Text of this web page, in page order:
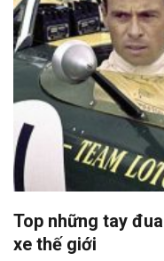
Top những tay
xe thế giới